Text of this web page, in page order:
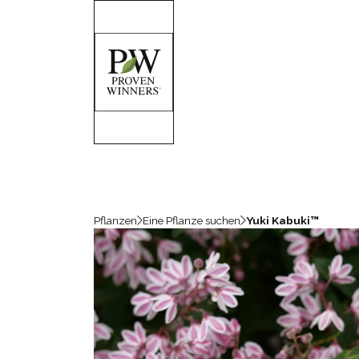
Pflanzen Eine Pflanze suchen Yuki Kabuki™